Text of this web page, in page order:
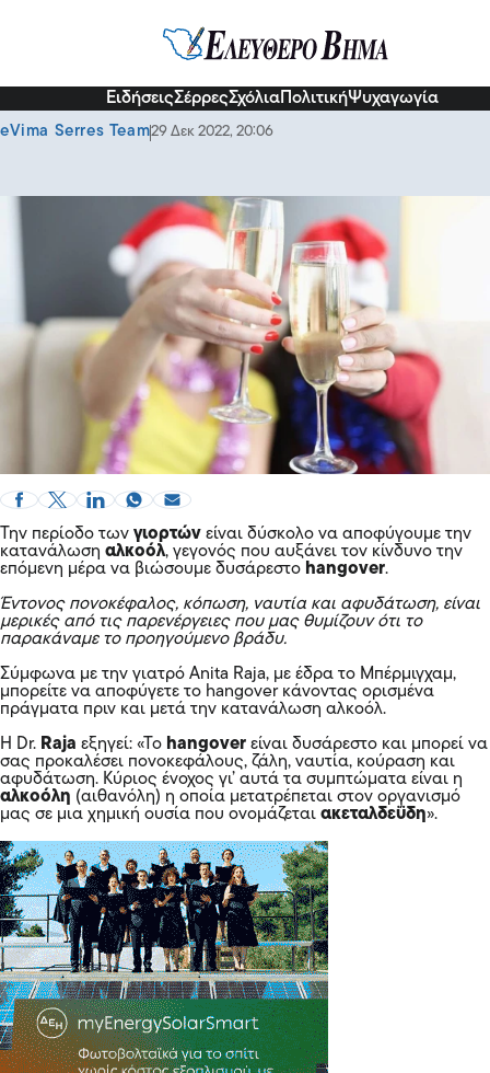
ΕιδήσειςΣέρρεςΣχόλια ΠολιτικήΨυχαγωγία
Τα δύο λάθη που κάνετε όταν πίνετε αλκοόλ
eVima Serres Team29 Δεκ 2022, 20:06
Την περίοδο των γιορτών είναι δύσκολο να αποφύγουμε την
κατανάλωση αλκοόλ, γεγονός που αυξάνει τον κίνδυνο την
επόμενη μέρα να βιώσουμε δυσάρεστο hangover.
Έντονος πονοκέφαλος, κόπωση, ναυτία και αφυδάτωση, είναι
μερικές από τις παρενέργειες που μας θυμίζουν ότι το
παρακάναμε το προηγούμενο βράδυ.
Σύμφωνα με την γιατρό Anita Raja, με έδρα το Μπέρμιγχαμ,
μπορείτε να αποφύγετε το hangover κάνοντας ορισμένα
πράγματα πριν και μετά την κατανάλωση αλκοόλ.
H Dr. Raja εξηγεί: «Το hangover είναι δυσάρεστο και μπορεί να
σας προκαλέσει πονοκεφάλους, ζάλη, ναυτία, κούραση και
αφυδάτωση. Κύριος ένοχος γι’ αυτά τα συμπτώματα είναι η
αλκοόλη (αιθανόλη) η οποία μετατρέπεται στον οργανισμό
μας σε μια χημική ουσία που ονομάζεται ακεταλδεΰδη».